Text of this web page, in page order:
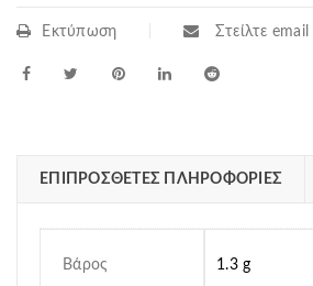
Εκτύπωση Στείλτε
ΕΠΙΠΡΌΣΘΕΤΕΣ ΠΛΗΡΟΦΟΡΊΕΣ
Βάρος 1.3 g